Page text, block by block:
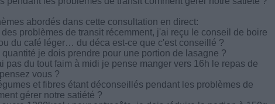
abordés dans cette consultation en direct:
problèmes de transit récemment, j'ai reçu le conseil de boire
du café léger… du déca est-ce que c'est conseillé ?
quantité je dois prendre pour une portion de lasagne ?
pas du tout faim à midi je pense manger vers 16h le repas de
vous ?
et fibres étant déconseillés pendant les problèmes de
gérer notre satiété ?